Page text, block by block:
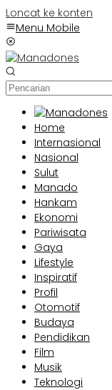
Loncat ke konten
Menu Mobile
Home
Internasional
Nasional
Sulut
Manado
Hankam
Ekonomi
Pariwisata
Gaya
Lifestyle
Inspiratif
Profil
Otomotif
Budaya
Pendidikan
Film
Musik
Teknologi